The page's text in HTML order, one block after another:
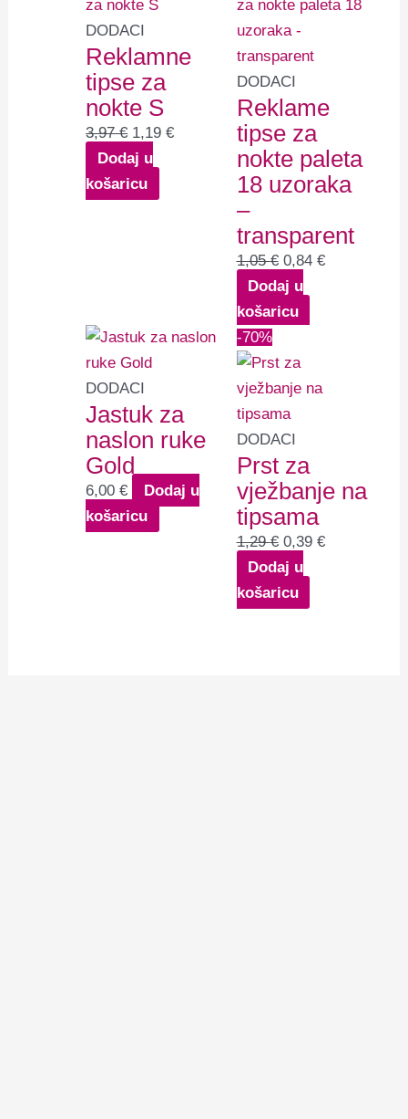
DODACI
Reklamne
tipse za
nokte S
3,97€
bila
je:
3,97 €.
1,19€
Dodaj u
košaricu
DODACI
Reklame
tipse za
nokte paleta
18 uzoraka
–
transparent
1,05€
bila
je:
1,05 €.
0,84 €
je:
Dodaj u
košaricu
DODACI
Jastuk za
naslon ruke
Gold
6,00€
Dodaj u
košaricu
-70%
DODACI
Prst za
vježbanje na
tipsama
1,29€
cijena
bila
je:
1,29 €.
0,39 €
Dodaj u
košaricu